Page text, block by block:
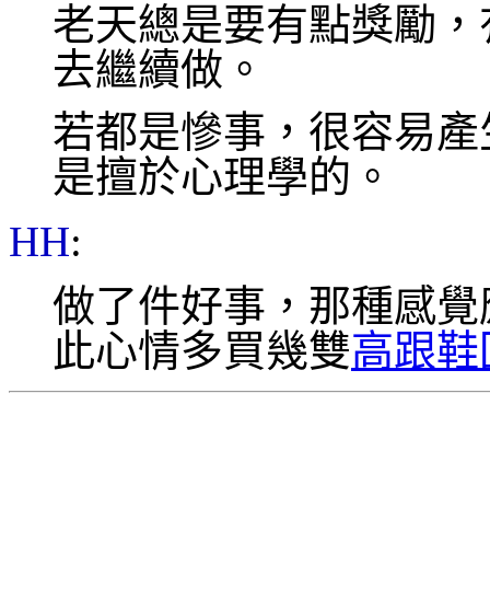
老天總是要有點獎勵
去繼續做。
若都是慘事，很容易
是擅於心理學的。
HH:
做了件好事，那種感
此心情多買幾雙高跟